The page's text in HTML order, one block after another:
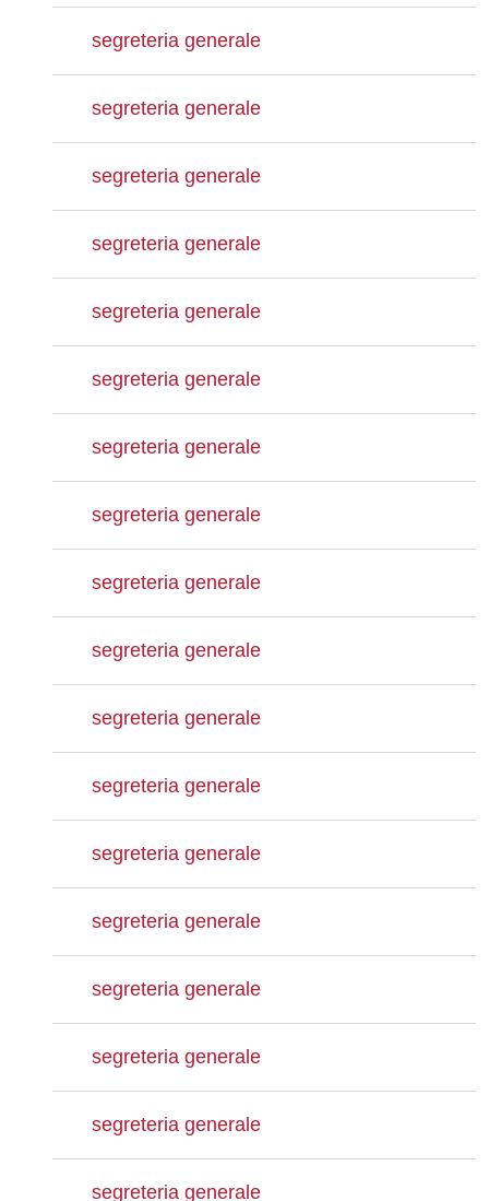
segreteria generale
segreteria generale
segreteria generale
segreteria generale
segreteria generale
segreteria generale
segreteria generale
segreteria generale
segreteria generale
segreteria generale
segreteria generale
segreteria generale
segreteria generale
segreteria generale
segreteria generale
segreteria generale
segreteria generale
segreteria generale